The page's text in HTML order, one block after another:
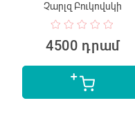
Չարլզ Բուկովսկի
4500 դրամ